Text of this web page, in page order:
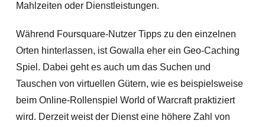
Mahlzeiten oder Dienstleistungen.
Während Foursquare-Nutzer Tipps zu den einzelnen
Orten hinterlassen, ist Gowalla eher ein Geo-Caching
Spiel. Dabei geht es auch um das Suchen und
Tauschen von virtuellen Gütern, wie es beispielsweise
beim Online-Rollenspiel World of Warcraft praktiziert
wird. Derzeit weist der Dienst eine höhere Zahl von